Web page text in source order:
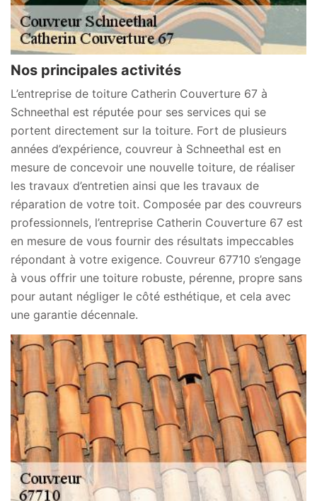
Nos principales activités
L’entreprise de toiture Catherin Couverture 67 à
Schneethal est réputée pour ses services qui se
portent directement sur la toiture. Fort de plusieurs
années d’expérience, couvreur à Schneethal est en
mesure de concevoir une nouvelle toiture, de réaliser
les travaux d’entretien ainsi que les travaux de
réparation de votre toit. Composée par des couvreurs
professionnels, l’entreprise Catherin Couverture 67 est
en mesure de vous fournir des résultats impeccables
répondant à votre exigence. Couvreur 67710 s’engage
à vous offrir une toiture robuste, pérenne, propre sans
pour autant négliger le côté esthétique, et cela avec
une garantie décennale.